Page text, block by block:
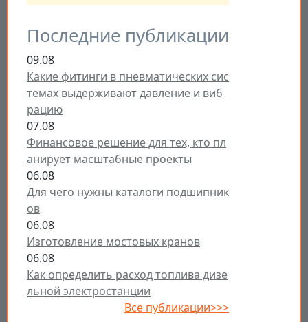
Последние публикации
09.08
Какие фитинги в пневматических сис
темах выдерживают давление и виб
рацию
07.08
Финансовое решение для тех, кто пл
анирует масштабные проекты
06.08
Для чего нужны каталоги подшипник
ов
06.08
Изготовление мостовых кранов
06.08
Как определить расход топлива дизе
льной электростанции
Все публикации>>>